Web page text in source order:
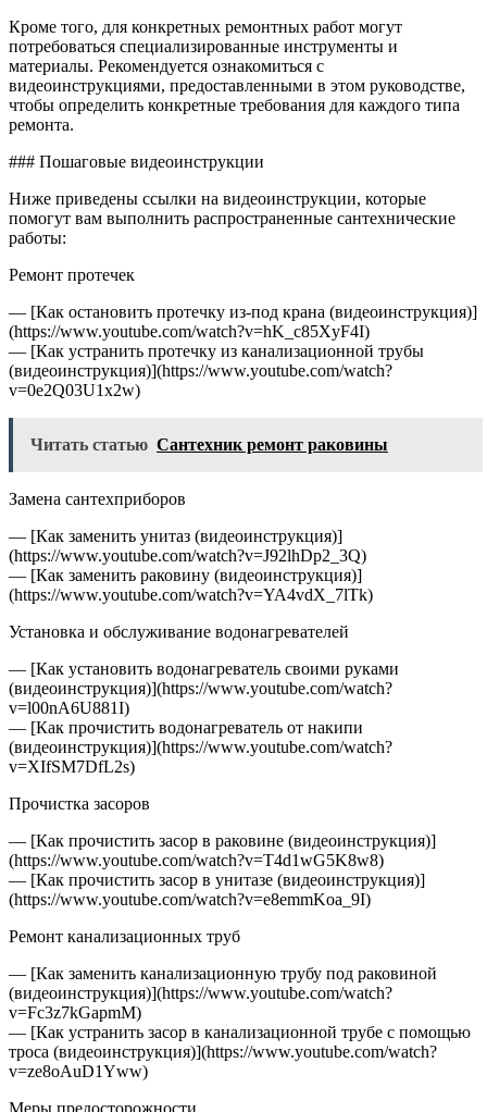
Кроме того, для конкретных ремонтных работ могут
потребоваться специализированные инструменты и
материалы. Рекомендуется ознакомиться с
видеоинструкциями, предоставленными в этом руководстве,
чтобы определить конкретные требования для каждого типа
ремонта.
### Пошаговые видеоинструкции
Ниже приведены ссылки на видеоинструкции, которые
помогут вам выполнить распространенные сантехнические
работы:
Ремонт протечек
— [Как остановить протечку из-под крана (видеоинструкция)]
(https://www.youtube.com/watch?v=hK_c85XyF4I)
— [Как устранить протечку из канализационной трубы
(видеоинструкция)](https://www.youtube.com/watch?
v=0e2Q03U1x2w)
Читать статью Сантехник ремонт раковины
Замена сантехприборов
— [Как заменить унитаз (видеоинструкция)]
(https://www.youtube.com/watch?v=J92lhDp2_3Q)
— [Как заменить раковину (видеоинструкция)]
(https://www.youtube.com/watch?v=YA4vdX_7lTk)
Установка и обслуживание водонагревателей
— [Как установить водонагреватель своими руками
(видеоинструкция)](https://www.youtube.com/watch?
v=l00nA6U881I)
— [Как прочистить водонагреватель от накипи
(видеоинструкция)](https://www.youtube.com/watch?
v=XIfSM7DfL2s)
Прочистка засоров
— [Как прочистить засор в раковине (видеоинструкция)]
(https://www.youtube.com/watch?v=T4d1wG5K8w8)
— [Как прочистить засор в унитазе (видеоинструкция)]
(https://www.youtube.com/watch?v=e8emmKoa_9I)
Ремонт канализационных труб
— [Как заменить канализационную трубу под раковиной
(видеоинструкция)](https://www.youtube.com/watch?
v=Fc3z7kGapmM)
— [Как устранить засор в канализационной трубе с помощью
троса (видеоинструкция)](https://www.youtube.com/watch?
v=ze8oAuD1Yww)
Меры предосторожности